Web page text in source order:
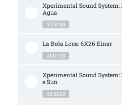
Xperimental Sound System:
Agua
00:51:45
La Bola Loca: 6X26 Einar
01:07:39
Xperimental Sound System:
e Sun
00:51:00